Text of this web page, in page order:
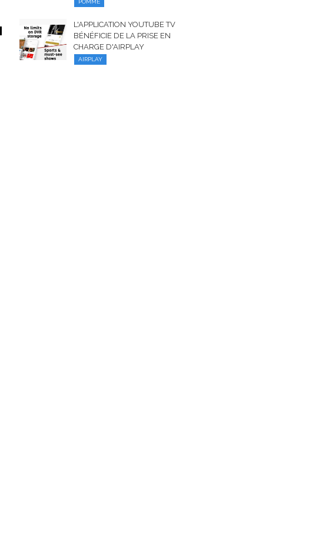
POMME
L'APPLICATION YOUTUBE TV
BÉNÉFICIE DE LA PRISE EN
CHARGE D'AIRPLAY
AIRPLAY